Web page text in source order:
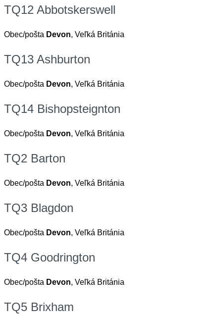
TQ12 Abbotskerswell
Obec/pošta Devon, Veľká Británia
TQ13 Ashburton
Obec/pošta Devon, Veľká Británia
TQ14 Bishopsteignton
Obec/pošta Devon, Veľká Británia
TQ2 Barton
Obec/pošta Devon, Veľká Británia
TQ3 Blagdon
Obec/pošta Devon, Veľká Británia
TQ4 Goodrington
Obec/pošta Devon, Veľká Británia
TQ5 Brixham